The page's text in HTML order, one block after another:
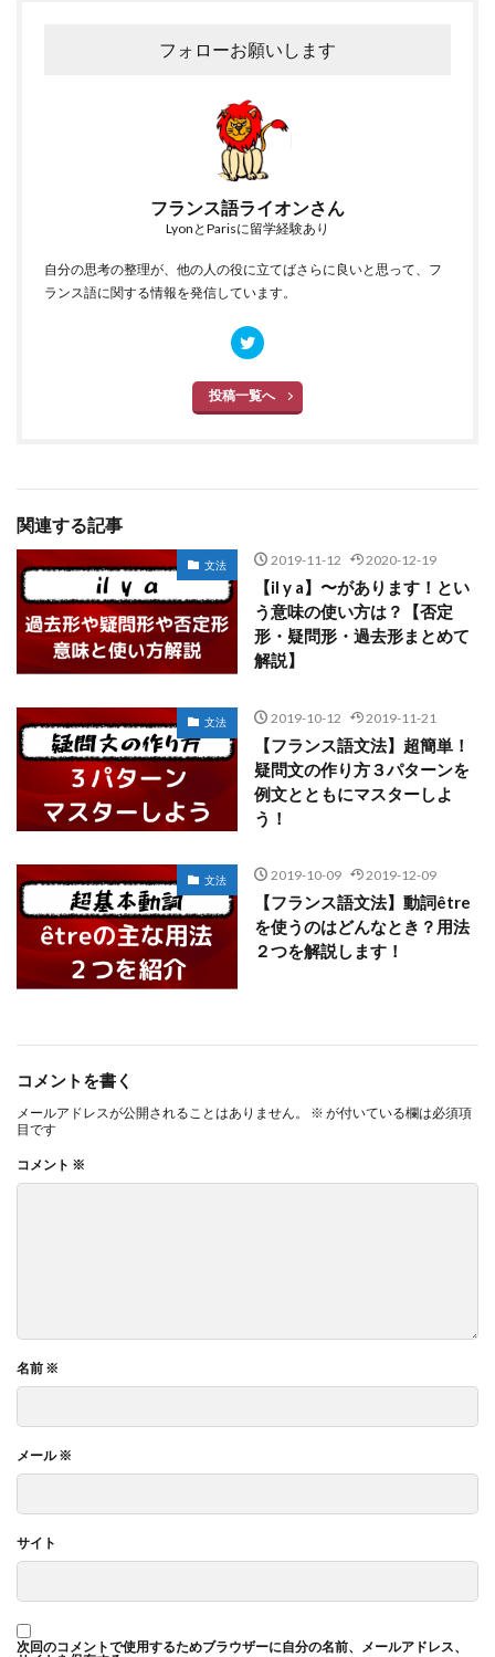
フォローお願いします
フランス語ライオンさん
LyonとParisに留学経験あり
自分の思考の整理が、他の人の役に立てばさらに良いと思って、フ
ランス語に関する情報を発信しています。
投稿一覧へ
関連する記事
文法 2019-11-12 2020-12-19
【il y a】〜があります！とい
う意味の使い方は？【否定
形・疑問形・過去形まとめて
解説】
文法 2019-10-12 2019-11-21
【フランス語文法】超簡単！
疑問文の作り方３パターンを
例文とともにマスターしよ
う！
文法 2019-10-09 2019-12-09
【フランス語文法】動詞être
を使うのはどんなとき？用法
２つを解説します！
コメントを書く
メールアドレスが公開されることはありません。 ※ が付いている欄は必須項
目です
コメント ※
名前 ※
メール※
サイト
次回のコメントで使用するためブラウザーに自分の名前、メールアドレス、